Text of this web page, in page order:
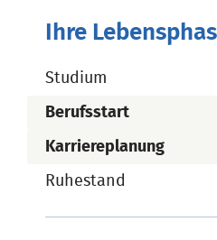
Ihre
Studium
Berufsstart
Karriereplanung
Ruhestand